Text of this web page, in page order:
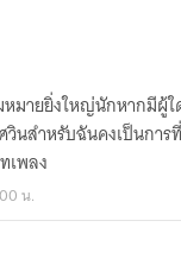
หมายยิ่งใหญ่นักหากมีผู้
วินสำหรับฉันคงเป็นกา
เพลง
น.